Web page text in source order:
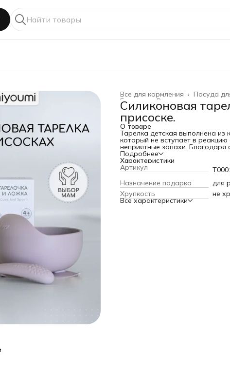
Посуда
Все для кормления ›
Все товары
Главная
Силиконовая
присоске.
О товаре
Тарелка детская выполнена из
который не вступает в
неприятные запахи. Благодаря
выдерживает высокие
использования в
легко разогревать пищу для
качестве.
Тарелка детская на присоске
прикорма малышей. С ее
обеспечивает удобное и
сможет самостоятельно есть, не
Подробнее
Характеристики
Артикул
Назначение подарка
для
Хрупкость
не
Все характеристики